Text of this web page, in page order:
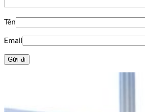
Tên
Email